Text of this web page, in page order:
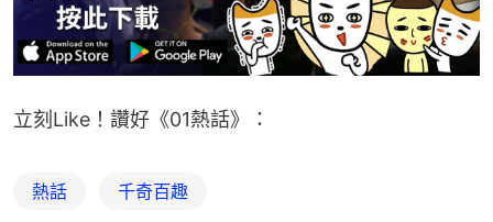
立刻Like！讚好《01熱話》：
熱話 千奇百趣